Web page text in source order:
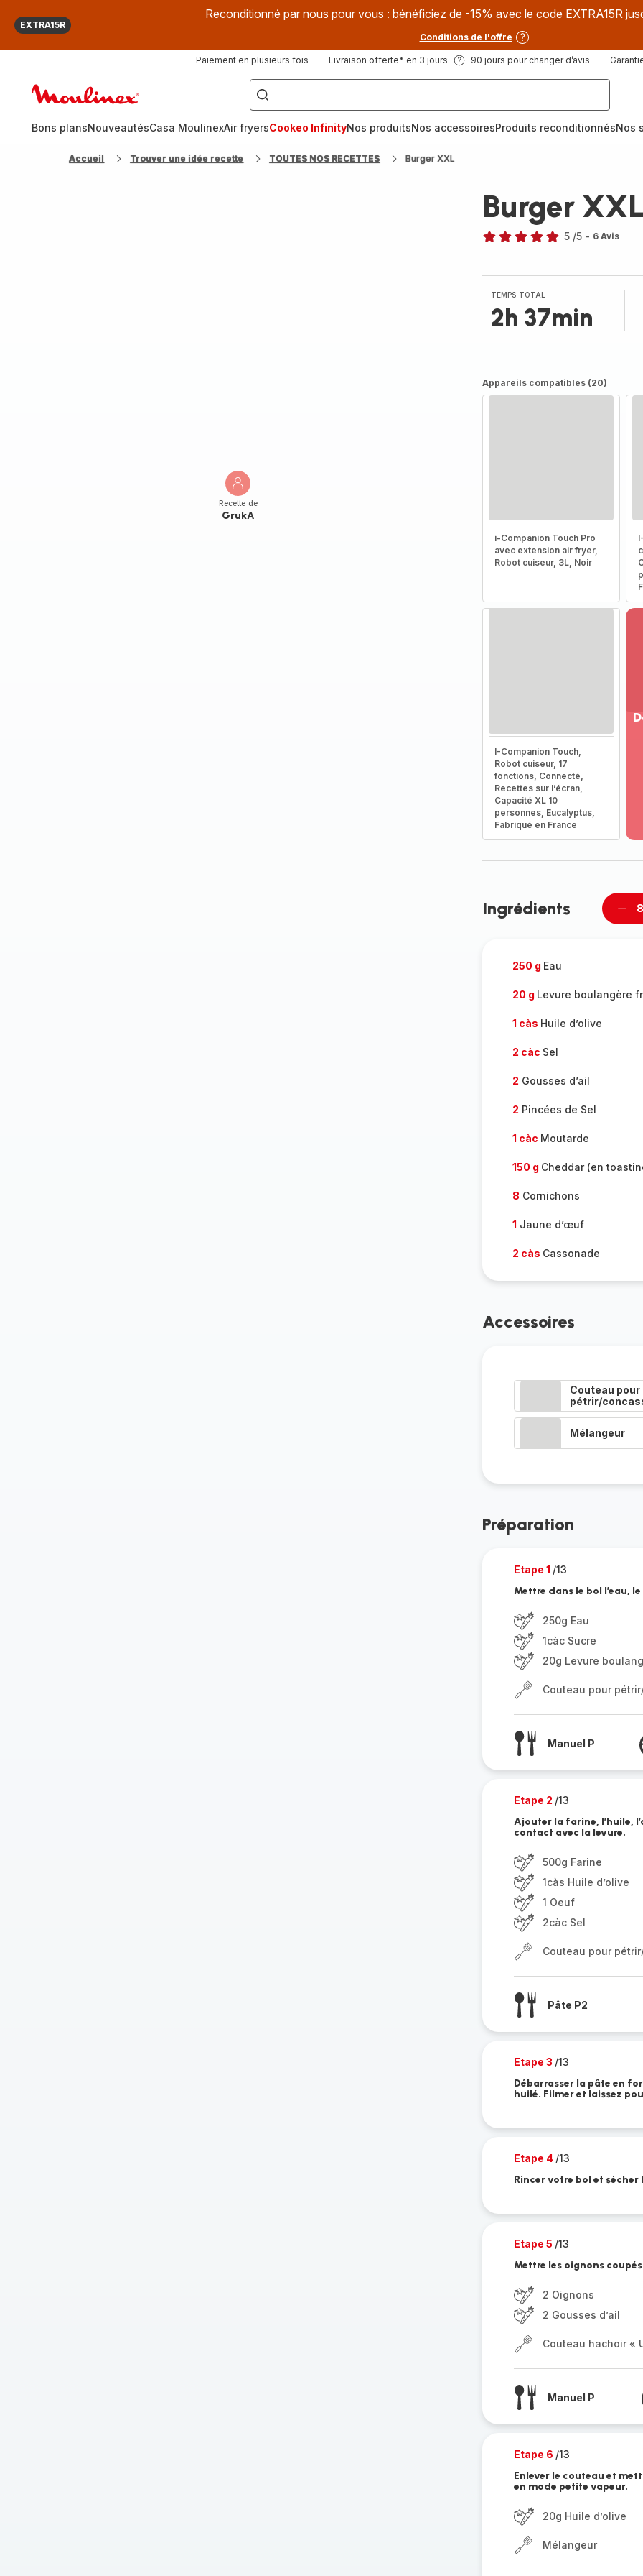
EXTRA15R
Reconditionné par nous pour vous : bénéficiez de -15% avec le code EXTRA15R
Conditions de l'offre
Paiement en plusieurs fois Livraison offerte* en 3 jours 90 jours pour changer d’avis
["Que
recherchez-
vous
?",
fryer",
"Companion"]
Bons plansNouveautésCasa MoulinexAir fryersCookeo InfinityNos produitsNos accessoiresProduits reconditionnésNos
Accueil Trouver une idée recette TOUTES NOS RECETTES Burger XXL
Recette de
GrukA
Burger XXL
étoiles
(moyenne)
5 /5 - 6 Avis
TEMPS TOTAL
2h 37min
Appareils compatibles (20)
i-Companion Touch Pro
avec extension air fryer,
Robot cuiseur, 3L, Noir
I-Companion Touch,
Robot cuiseur, 17
fonctions, Connecté,
Recettes sur l’écran,
Capacité XL 10
personnes, Eucalyptus,
Fabriqué en France
Ingrédients
250 g Eau
20 g Levure boulangère
1 càs Huile d’olive
2 càc Sel
2 Gousses d’ail
2 Pincées de Sel
1 càc Moutarde
150 g Cheddar (en
8 Cornichons
1 Jaune d’œuf
2 càs Cassonade
Accessoires
Couteau pour
pétrir/
Mélangeur
Préparation
Etape 1 /13
Mettre dans le bol l’eau,
250g Eau
1càc Sucre
20g Levure
Couteau pour
Manuel P
Etape 2 /13
Ajouter la farine, l’huile,
contact avec la levure.
500g Farine
1càs Huile d’olive
1 Oeuf
2càc Sel
Couteau pour
Pâte P2
Etape 3 /13
Débarrasser la pâte en
huilé. Filmer et laissez
Etape 4 /13
Rincer votre bol et sécher
Etape 5 /13
Mettre les oignons coupés
2 Oignons
2 Gousses d’ail
Couteau hachoir «
Manuel P
Etape 6 /13
Enlever le couteau et
en mode petite vapeur.
20g Huile d’olive
Mélangeur